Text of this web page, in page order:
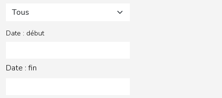
Tous
Date : début